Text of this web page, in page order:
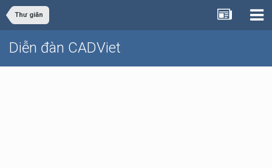
Thư giãn
Diễn đàn CADViet